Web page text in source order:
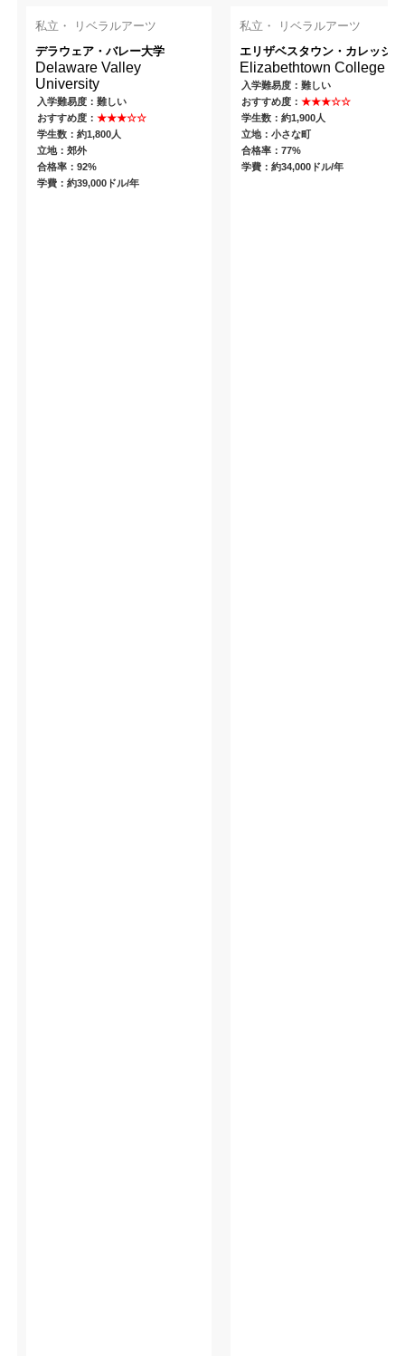
私立・ リベラルアーツ
デラウェア・バレー大学
Delaware Valley
University
入学難易度：難しい
おすすめ度：★★★☆☆
学生数：約1,800人
立地：郊外
合格率：92%
学費：約39,000ドル/年
私立・ リベラルアーツ
エリザベスタウン・カレッジ
Elizabethtown College
入学難易度：難しい
おすすめ度： ★★★☆☆
学生数：約1,900人
立地：小さな町
合格率：77%
学費：約34,000ドル/年